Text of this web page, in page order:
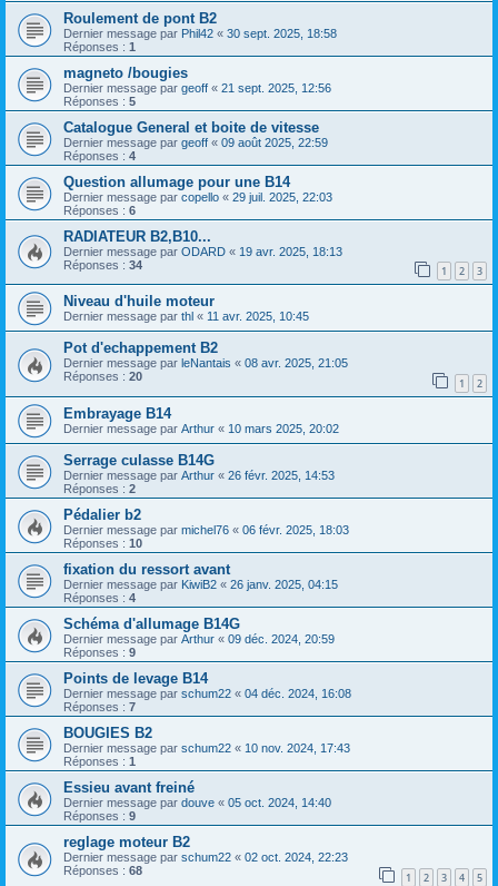
Roulement de pont B2
Dernier message par Phil42 « 30 sept. 2025, 18:58
Réponses : 1
magneto /bougies
Dernier message par geoff « 21 sept. 2025, 12:56
Réponses : 5
Catalogue General et boite de vitesse
Dernier message par geoff « 09 août 2025, 22:59
Réponses : 4
Question allumage pour une B14
Dernier message par copello « 29 juil. 2025, 22:03
Réponses : 6
RADIATEUR B2,B10...
Dernier message par ODARD « 19 avr. 2025, 18:13
Réponses : 34 1 2 3
Niveau d'huile moteur
Dernier message par thl « 11 avr. 2025, 10:45
Pot d'echappement B2
Dernier message par leNantais « 08 avr. 2025, 21:05
Réponses : 20 1 2
Embrayage B14
Dernier message par Arthur « 10 mars 2025, 20:02
Serrage culasse B14G
Dernier message par Arthur « 26 févr. 2025, 14:53
Réponses : 2
Pédalier b2
Dernier message par michel76 « 06 févr. 2025, 18:03
Réponses : 10
fixation du ressort avant
Dernier message par KiwiB2 « 26 janv. 2025, 04:15
Réponses : 4
Schéma d'allumage B14G
Dernier message par Arthur « 09 déc. 2024, 20:59
Réponses : 9
Points de levage B14
Dernier message par schum22 « 04 déc. 2024, 16:08
Réponses : 7
BOUGIES B2
Dernier message par schum22 « 10 nov. 2024, 17:43
Réponses : 1
Essieu avant freiné
Dernier message par douve « 05 oct. 2024, 14:40
Réponses : 9
reglage moteur B2
Dernier message par schum22 « 02 oct. 2024, 22:23
Réponses : 68 1 2 3 4 5